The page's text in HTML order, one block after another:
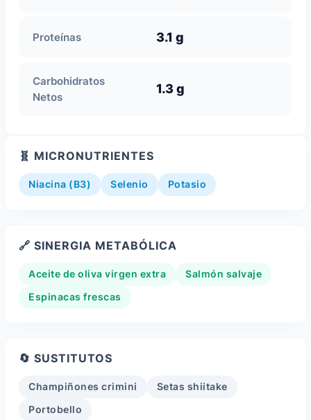
Proteínas 3.1 g
Carbohidratos
Netos
1.3 g
🧬 MICRONUTRIENTES
Niacina (B3) Selenio Potasio
🔗 SINERGIA METABÓLICA
Aceite de oliva virgen extra Salmón salvaje
Espinacas frescas
🔄 SUSTITUTOS
Champiñones crimini Setas shiitake
Portobello